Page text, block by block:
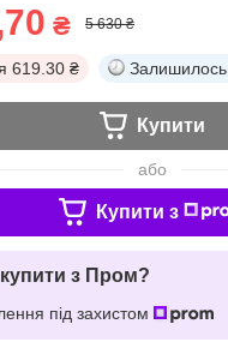
₴ 5 630 ₴
619.30 ₴ Залишилось
Купити
або
Купити з
з Пром?
під захистом